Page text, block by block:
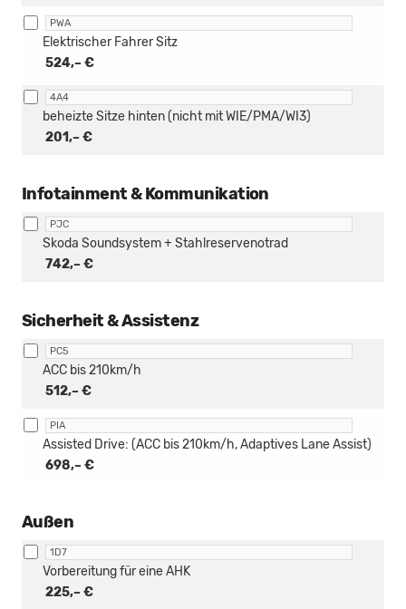
PWA
524,– €
Elektrischer Fahrer Sitz
4A4
201,– €
beheizte Sitze hinten (nicht mit WIE/PMA/WI3)
Infotainment & Kommunikation
PJC
742,– €
Skoda Soundsystem + Stahlreservenotrad
Sicherheit & Assistenz
PC5
512,– €
ACC bis 210km/h
PIA
698,– €
Assisted Drive: (ACC bis 210km/h, Adaptives Lane Assist)
Außen
1D7
225,– €
Vorbereitung für eine AHK